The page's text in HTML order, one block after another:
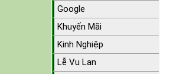
Google
Khuyến Mãi
Kinh Nghiệp
Lễ Vu Lan